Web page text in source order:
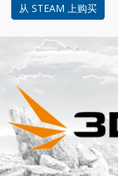
从 STEAM 上购买